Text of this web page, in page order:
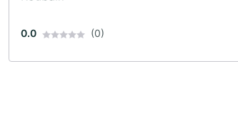
0.0 (0)